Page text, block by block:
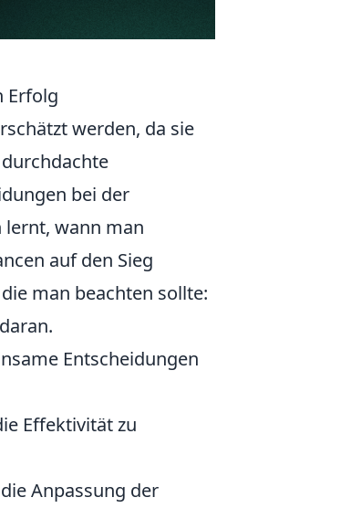
Erfolg
werden, da sie
bei der
wann man
auf den Sieg
man beachten sollte:
Entscheidungen
Effektivität zu
Anpassung der